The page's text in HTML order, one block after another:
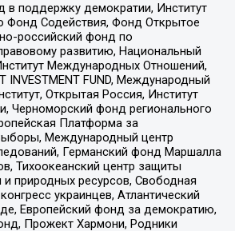
поддержку демократии, Институт
Фонд Содействия, Фонд Открытое
российский фонд по
развитию, Национальный
Международных Отношений,
INVESTMENT FUND, Международный
Открытая Россия, Институт
Черноморский фонд регионального
Платформа за
Международный центр
Германский фонд Маршалла
Тихоокеанский центр защиты
природных ресурсов, Свободная
украинцев, Атлантический
Европейский фонд за демократию,
Прожект Хармони, Родники